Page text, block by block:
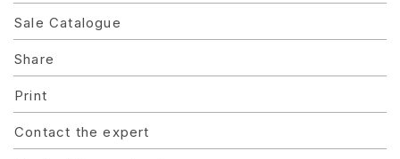
Sale Catalogue
Share
Print
Contact the expert